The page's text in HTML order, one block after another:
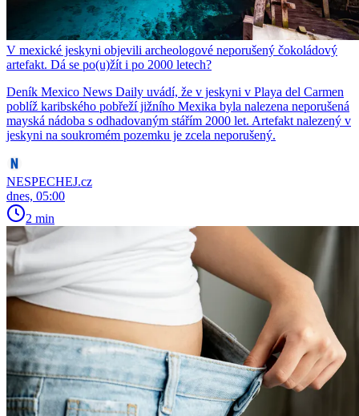
V mexické jeskyni objevili archeologové neporušený čokoládový
artefakt. Dá se po(u)žít i po 2000 letech?
Deník Mexico News Daily uvádí, že v jeskyni v Playa del Carmen
poblíž karibského pobřeží jižního Mexika byla nalezena neporušená
mayská nádoba s odhadovaným stářím 2000 let. Artefakt nalezený v
jeskyni na soukromém pozemku je zcela neporušený.
NESPECHEJ.cz
dnes, 05:00
2 min